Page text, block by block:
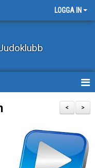
LOGGA IN
>
<